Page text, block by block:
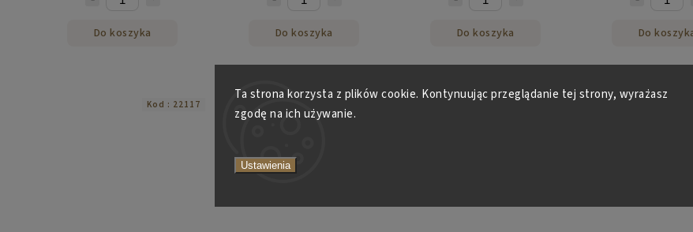
Ta strona korzysta z plików cookie. Kontynuując przeglądanie tej strony, wyrażasz
zgodę na ich używanie.
Ustawienia
Do koszyka Do koszyka Do koszyka Do
Kod : 22117